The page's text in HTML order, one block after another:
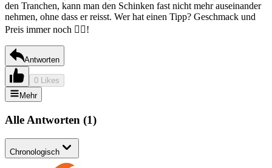
den Tranchen, kann man den Schinken fast nicht mehr auseinander
nehmen, ohne dass er reisst. Wer hat einen Tipp? Geschmack und
Preis immer noch 👌🏻!
Antworten
0 Likes
Mehr
Alle Antworten (1)
Chronologisch